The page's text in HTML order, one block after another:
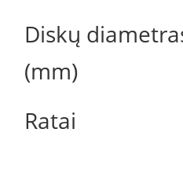
Diskų
(mm)
Ratai